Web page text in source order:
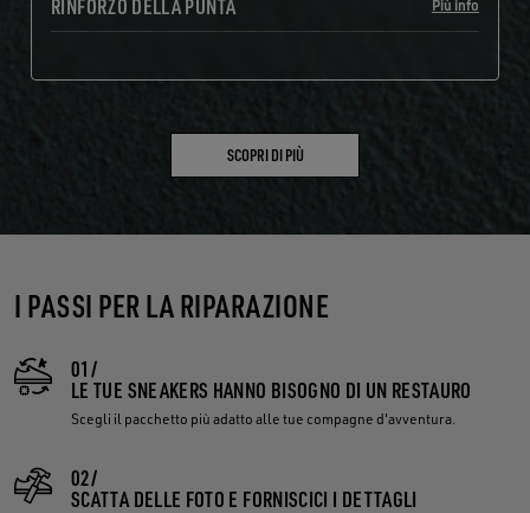
RINFORZO DELLA PUNTA Più info
SCOPRI DI PIÙ
I PASSI PER LA RIPARAZIONE
01/
LE TUE SNEAKERS HANNO BISOGNO DI UN RESTAURO
Scegli il pacchetto più adatto alle tue compagne d'avventura.
02/
SCATTA DELLE FOTO E FORNISCICI I DETTAGLI